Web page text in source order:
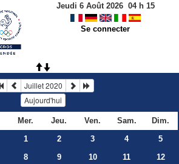
Jeudi 6 Août 2026 04h 15
Se connecter
Juillet 2020
Aujourd'hui
Mer. Jeu. Ven. Sam.
Dim.
1 2 3 4
5
8 9 10 11
12